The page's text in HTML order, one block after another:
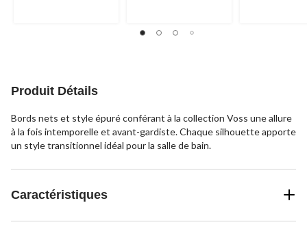
Produit Détails
Bords nets et style épuré conférant à la collection Voss une allure
à la fois intemporelle et avant-gardiste. Chaque silhouette apporte
un style transitionnel idéal pour la salle de bain.
Caractéristiques